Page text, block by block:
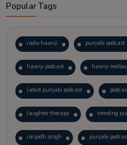
Popular Tags
radio haanji punjabi podcast
haanji podcast haanji
latest punjabi podcast
laughter therapy trending
ranjodh singh punjabi